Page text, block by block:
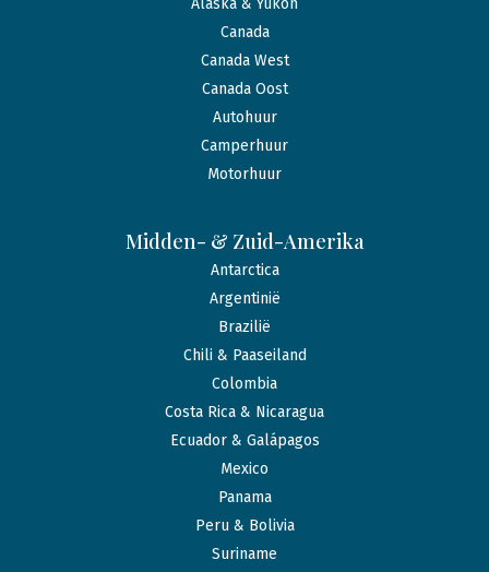
Alaska & Yukon
Canada
Canada West
Canada Oost
Autohuur
Camperhuur
Motorhuur
Midden- & Zuid-Amerika
Antarctica
Argentinië
Brazilië
Chili & Paaseiland
Colombia
Costa Rica & Nicaragua
Ecuador & Galápagos
Mexico
Panama
Peru & Bolivia
Suriname